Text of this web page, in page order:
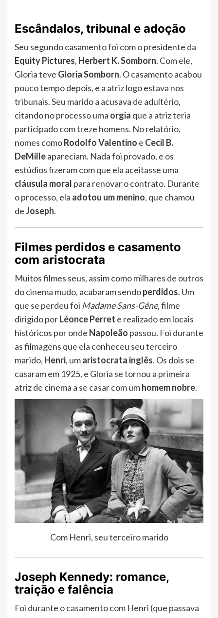
Escândalos, tribunal e adoção
Seu segundo casamento foi com o presidente da
Equity Pictures, Herbert K. Somborn. Com ele,
Gloria teve Gloria Somborn. O casamento acabou
pouco tempo depois, e a atriz logo estava nos
tribunais. Seu marido a acusava de adultério,
citando no processo uma orgia que a atriz teria
participado com treze homens. No relatório,
nomes comoRodolfo Valentino e Cecil B.
DeMilleapareciam. Nada foi provado, e os
estúdios fizeram com que ela aceitasse uma
cláusula moral para renovar o contrato. Durante
o processo, ela adotou um menino, que chamou
deJoseph.
Filmes perdidos e casamento
com aristocrata
Muitos filmes seus, assim como milhares de outros
do cinema mudo, acabaram sendoperdidos. Um
que se perdeu foi Madame Sans-Gêne, filme
dirigido porLéonce Perret e realizado em locais
históricos por onde Napoleão passou. Foi durante
as filmagens que ela conheceu seu terceiro
marido, Henri, umaristocrata inglês. Os dois se
casaram em 1925, e Gloria se tornou a primeira
atriz de cinema a se casar com umhomem nobre.
Com Henri, seu terceiro marido
Joseph Kennedy: romance,
traição e falência
Foi durante o casamento com Henri (que passava